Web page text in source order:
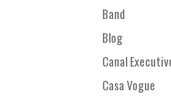
Band
Blog
Canal
Casa Vogue